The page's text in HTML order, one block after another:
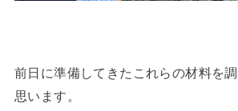
前日に準備してきたこれらの材料を
思います。